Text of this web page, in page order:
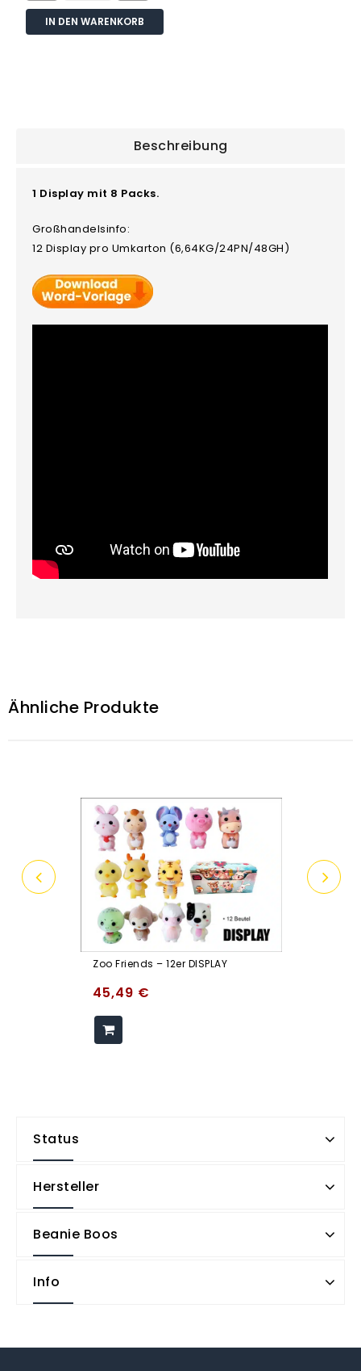
IN DEN WARENKORB
Beschreibung
1 Display mit 8 Packs.
Großhandelsinfo:
12 Display pro Umkarton (6,64KG/24PN/48GH)
Ähnliche Produkte
Zoo Friends – 12er DISPLAY
45,49 €
Status
Hersteller
Beanie Boos
Info